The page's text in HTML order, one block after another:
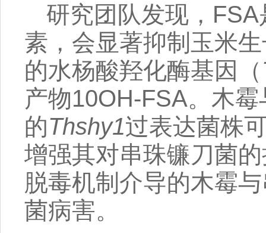
研究团队发现，
素，会显著抑制玉米
的水杨酸羟化酶基因（
产物10OH-FSA。木
的Thshy1过表达菌株
增强其对串珠镰刀菌
脱毒机制介导的木霉
菌病害。